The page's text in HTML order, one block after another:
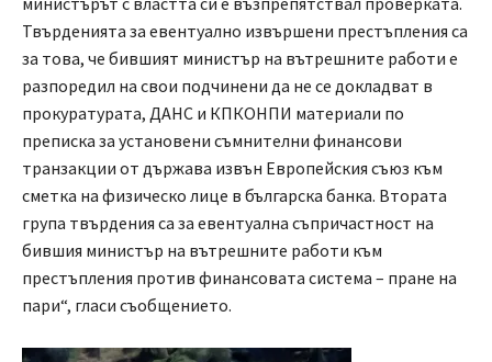
Твърденията за евентуално извършени престъпления са
за това, че бившият министър на вътрешните работи е
разпоредил на свои подчинени да не се докладват в
прокуратурата, ДАНС и КПКОНПИ материали по
преписка за установени съмнителни финансови
транзакции от държава извън Европейския съюз към
сметка на физическо лице в българска банка. Втората
група твърдения са за евентуална съпричастност на
бившия министър на вътрешните работи към
престъпления против финансовата система – пране на
пари“, гласи съобщението.